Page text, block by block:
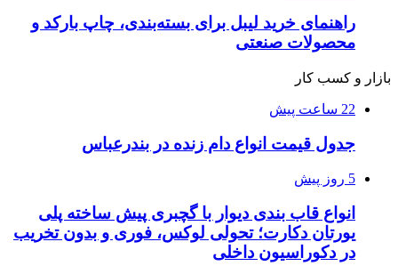
راهنمای خرید لیبل برای بسته‌بندی، چاپ بارکد و
محصولات صنعتی
بازار و کسب کار
22 ساعت پیش
جدول قیمت انواع دام زنده در بندرعباس
5 روز پیش
انواع قاب بندی دیوار با گچبری پیش ساخته پلی
یورتان دکارت؛ تحولی لوکس، فوری و بدون تخریب
در دکوراسیون داخلی